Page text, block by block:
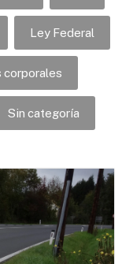
Ley Federal
corporales
Sin categoría